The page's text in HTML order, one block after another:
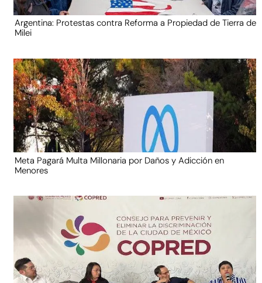
Argentina: Protestas contra Reforma a Propiedad de Tierra de
Milei
Meta Pagará Multa Millonaria por Daños y Adicción en
Menores